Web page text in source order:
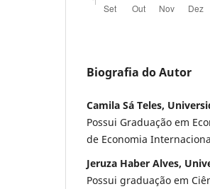
Biografia do Autor
Camila Sá Teles,
Possui Graduação em
de Economia
Jeruza Haber Alves,
Possui graduação em